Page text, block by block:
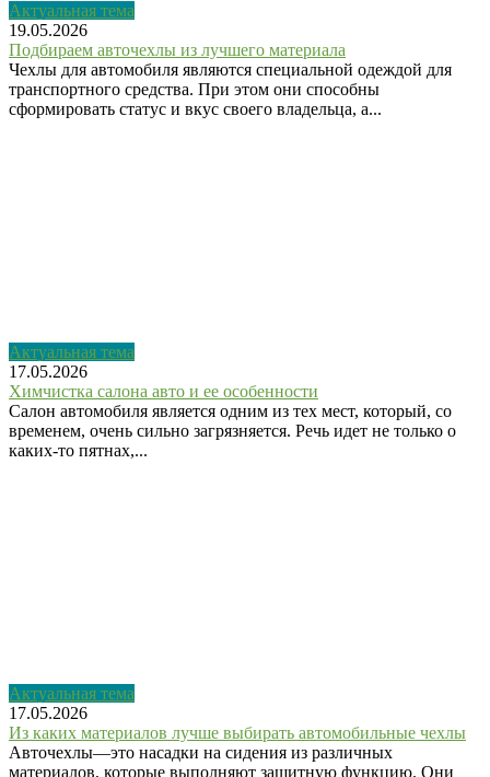
Актуальная тема
19.05.2026
Подбираем авточехлы из лучшего материала
Чехлы для автомобиля являются специальной одеждой для
транспортного средства. При этом они способны
сформировать статус и вкус своего владельца, а...
Актуальная тема
17.05.2026
Химчистка салона авто и ее особенности
Салон автомобиля является одним из тех мест, который, со
временем, очень сильно загрязняется. Речь идет не только о
каких-то пятнах,...
Актуальная тема
17.05.2026
Из каких материалов лучше выбирать автомобильные чехлы
Авточехлы—это насадки на сидения из различных
материалов, которые выполняют защитную функцию. Они